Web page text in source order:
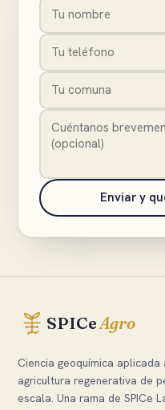
Enviar y
SPICeAgro
Ciencia geoquímica aplicada
agricultura regenerativa de
escala. Una rama de SPICe